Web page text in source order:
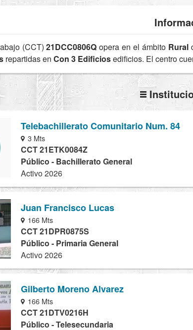
(CCT)21DCC0806Q opera en el ámbito Rural
repartidas en Con 3 Edificiosedificios. El centro
Telebachillerato Comunitario Num. 84
3 Mts
CCT 21ETK0084Z
Público - Bachillerato General
Activo 2026
Juan Francisco Lucas
166 Mts
CCT 21DPR0875S
Público - Primaria General
Activo 2026
Gilberto Moreno Alvarez
166 Mts
CCT 21DTV0216H
Público - Telesecundaria